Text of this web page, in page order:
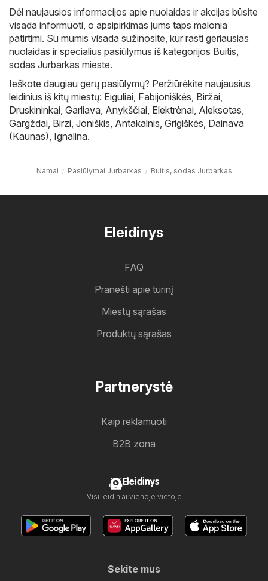
Dėl naujausios informacijos apie nuolaidas ir akcijas būsite
visada informuoti, o apsipirkimas jums taps malonia
patirtimi. Su mumis visada sužinosite, kur rasti geriausias
nuolaidas ir specialius pasiūlymus iš kategorijos Buitis,
sodas Jurbarkas mieste.
Ieškote daugiau gerų pasiūlymų? Peržiūrėkite naujausius
leidinius iš kitų miestų: Eiguliai, Fabijoniškės, Biržai,
Druskininkai, Garliava, Anykščiai, Elektrėnai, Aleksotas,
Gargždai, Birzi, Joniškis, Antakalnis, Grigiškės, Dainava
(Kaunas), Ignalina.
Namai Pasiūlymai Jurbarkas Buitis, sodas Jurbarkas
Eleidinys
FAQ
Pranešti apie turinį
Miestų sąrašas
Produktų sąrašas
Partnerystė
Kaip reklamuoti
B2B zona
Eleidinys
Visi leidiniai vienoje vietoje
Sekite mus